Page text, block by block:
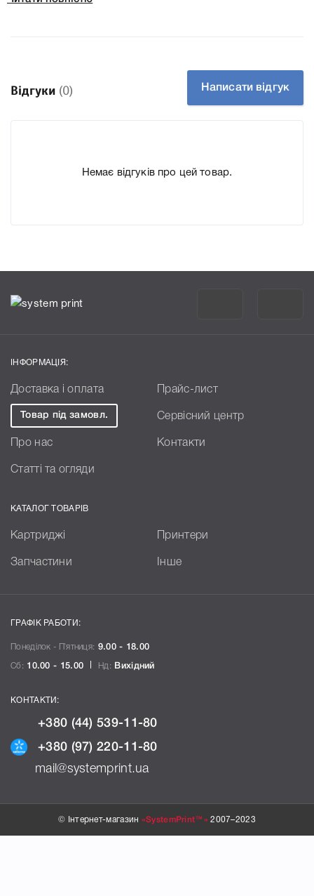
Відгуки (0) Написати відгук
Немає відгуків про цей товар.
ІНФОРМАЦІЯ:
Доставка і оплата Прайс-лист
Товар під замовл. Сервісний центр
Про нас Контакти
Статті та огляди
КАТАЛОГ ТОВАРІВ
Картриджі Принтери
Запчастини Інше
ГРАФІК РАБОТИ:
Понеділок - П`ятниця: 9.00 - 18.00
Сб: 10.00 - 15.00 Нд: Вихідний
КОНТАКТИ:
+380 (44) 539-11-80
+380 (97) 220-11-80
mail@systemprint.ua
© Інтернет-магазин «SystemPrint™» 2007–2023